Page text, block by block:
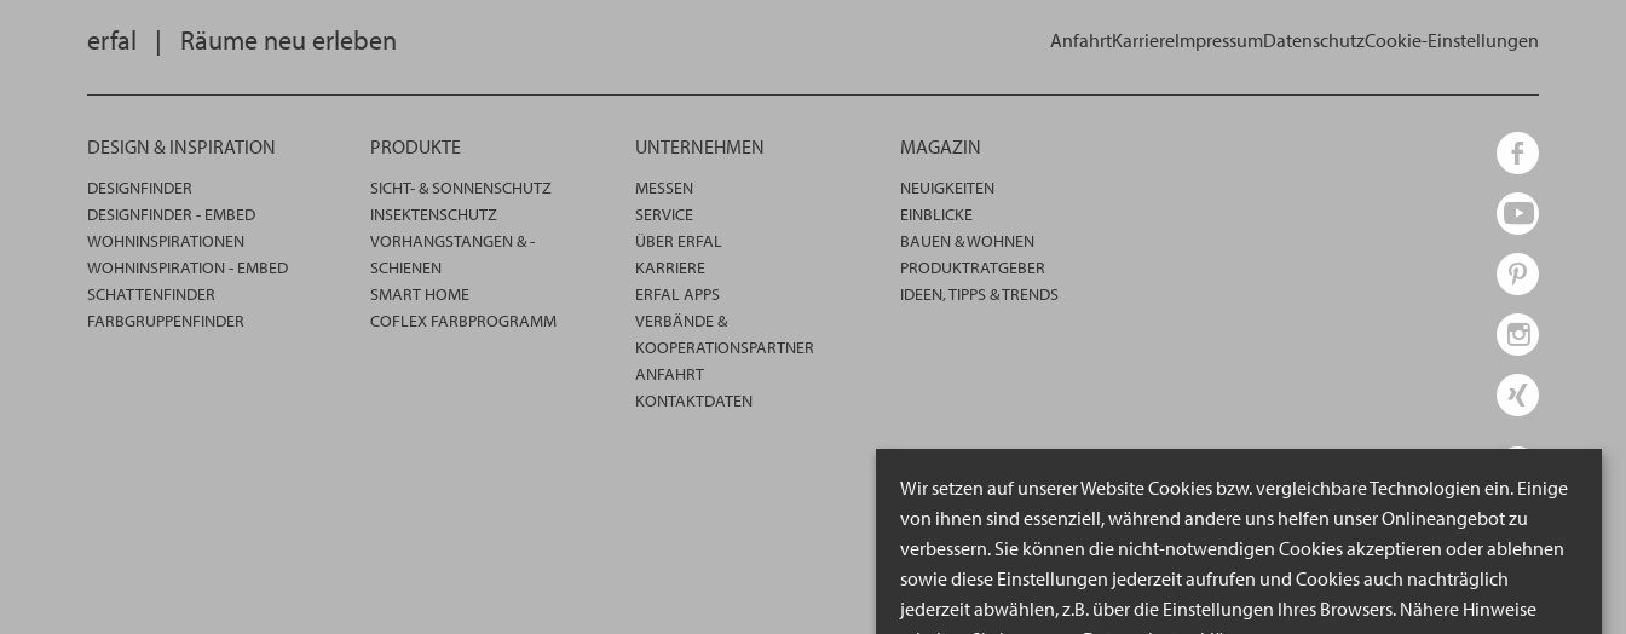
Wir setzen auf unserer Website Cookies bzw. vergleichbare Technologien ein. Einige
von ihnen sind essenziell, während andere uns helfen unser Onlineangebot zu
verbessern. Sie können die nicht-notwendigen Cookies akzeptieren oder ablehnen
sowie diese Einstellungen jederzeit aufrufen und Cookies auch nachträglich
jederzeit abwählen, z.B. über die Einstellungen Ihres Browsers. Nähere Hinweise
erfal | Räume neu erleben AnfahrtKarriereImpressumDatenschutzCookie-Einstellungen
DESIGN & INSPIRATION
DESIGNFINDER
DESIGNFINDER - EMBED
WOHNINSPIRATIONEN
WOHNINSPIRATION - EMBED
SCHATTENFINDER
FARBGRUPPENFINDER
PRODUKTE
SICHT- & SONNENSCHUTZ
INSEKTENSCHUTZ
VORHANGSTANGEN & -
SCHIENEN
SMART HOME
COFLEX FARBPROGRAMM
UNTERNEHMEN
MESSEN
SERVICE
ÜBER ERFAL
KARRIERE
ERFAL APPS
VERBÄNDE &
KOOPERATIONSPARTNER
ANFAHRT
KONTAKTDATEN
MAGAZIN
NEUIGKEITEN
EINBLICKE
BAUEN & WOHNEN
PRODUKTRATGEBER
IDEEN, TIPPS & TRENDS